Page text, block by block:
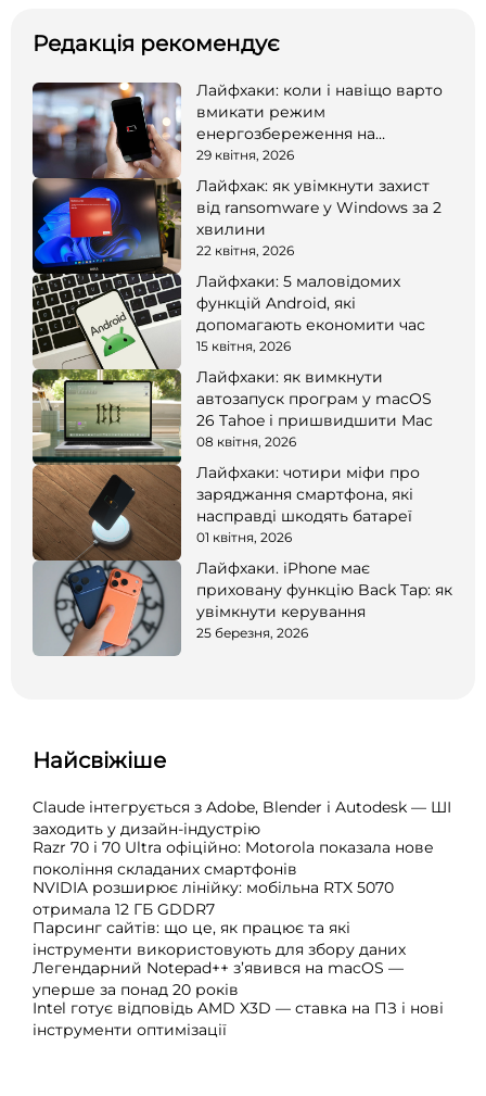
Редакція рекомендує
Лайфхаки: коли і навіщо варто
вмикати режим
енергозбереження на
смартфоні
29 квітня, 2026
Лайфхак: як увімкнути захист
від ransomware у Windows за 2
хвилини
22 квітня, 2026
Лайфхаки: 5 маловідомих
функцій Android, які
допомагають економити час
15 квітня, 2026
Лайфхаки: як вимкнути
автозапуск програм у macOS
26 Tahoe і пришвидшити Mac
08 квітня, 2026
Лайфхаки: чотири міфи про
заряджання смартфона, які
насправді шкодять батареї
01 квітня, 2026
Лайфхаки. iPhone має
приховану функцію Back Tap: як
увімкнути керування
25 березня, 2026
Найсвіжіше
Claude інтегрується з Adobe, Blender і Autodesk — ШІ
заходить у дизайн-індустрію
Razr 70 і 70 Ultra офіційно: Motorola показала нове
покоління складаних смартфонів
NVIDIA розширює лінійку: мобільна RTX 5070
отримала 12 ГБ GDDR7
Парсинг сайтів: що це, як працює та які
інструменти використовують для збору даних
Легендарний Notepad++ з’явився на macOS —
уперше за понад 20 років
Intel готує відповідь AMD X3D — ставка на ПЗ і нові
інструменти оптимізації